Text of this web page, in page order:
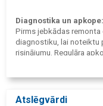
Diagnostika un apkope:
Pirms jebkādas remonta
diagnostiku, lai noteiktu
risinājumu. Regulāra
Atslēgvārdi